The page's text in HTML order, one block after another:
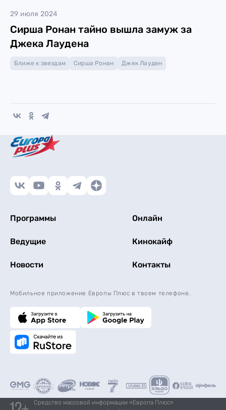
29 июля 2024
Сирша Ронан тайно вышла замуж за
Джека Лаудена
Ближе к звездам Сирша Ронан Джек Лауден
Программы Онлайн
Ведущие Кинокайф
Новости Контакты
Мобильное приложение Европы Плюс в твоем телефоне.
Средство массовой информации «Европа Плюс»